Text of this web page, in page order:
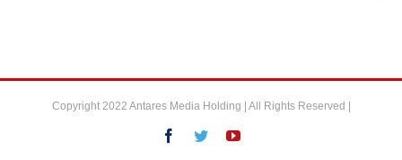
Copyright 2022 Antares Media Holding | All Rights Reserved |